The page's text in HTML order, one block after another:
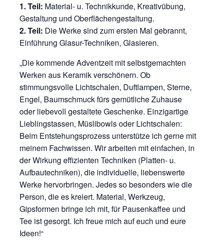
1. Teil: Material- u. Technikkunde, Kreativübung,
Gestaltung und Oberflächengestaltung.
2. Teil: Die Werke sind zum ersten Mal gebrannt,
Einführung Glasur-Techniken, Glasieren.
„Die kommende Adventzeit mit selbstgemachten
Werken aus Keramik verschönern. Ob
stimmungsvolle Lichtschalen, Duftlampen, Sterne,
Engel, Baumschmuck fürs gemütliche Zuhause
oder liebevoll gestaltete Geschenke. Einzigartige
Lieblingstassen, Müslibowls oder Lichtschalen:
Beim Entstehungsprozess unterstütze ich gerne mit
meinem Fachwissen. Wir arbeiten mit einfachen, in
der Wirkung effizienten Techniken (Platten- u.
Aufbautechniken), die individuelle, liebenswerte
Werke hervorbringen. Jedes so besonders wie die
Person, die es kreiert. Material, Werkzeug,
Gipsformen bringe ich mit, für Pausenkaffee und
Tee ist gesorgt. Ich freue mich auf euch und eure
Ideen!“